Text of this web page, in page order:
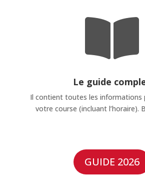

Le guide
Il contient toutes les informations
votre course (incluant l’horaire).
GUIDE 2026